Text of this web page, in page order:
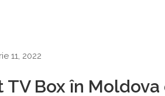
11, 2022
TV Box în